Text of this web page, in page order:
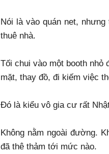
Nói là vào quán net,
thuê nhà.
Tối chui vào một booth nhỏ
mặt, thay đồ, đi kiếm việc
Đó là kiểu vô gia cư rất
Không nằm ngoài đường.
đã thê thảm tới mức nào.